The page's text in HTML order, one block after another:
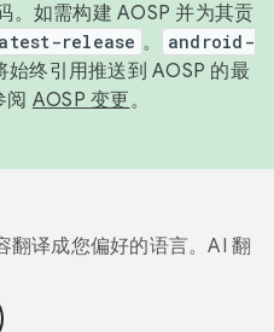
。如需构建 AOSP 并为其贡
release 。
android-
始终引用推送到 AOSP 的最
阅 AOSP 变更。
译成您偏好的语言。AI 翻